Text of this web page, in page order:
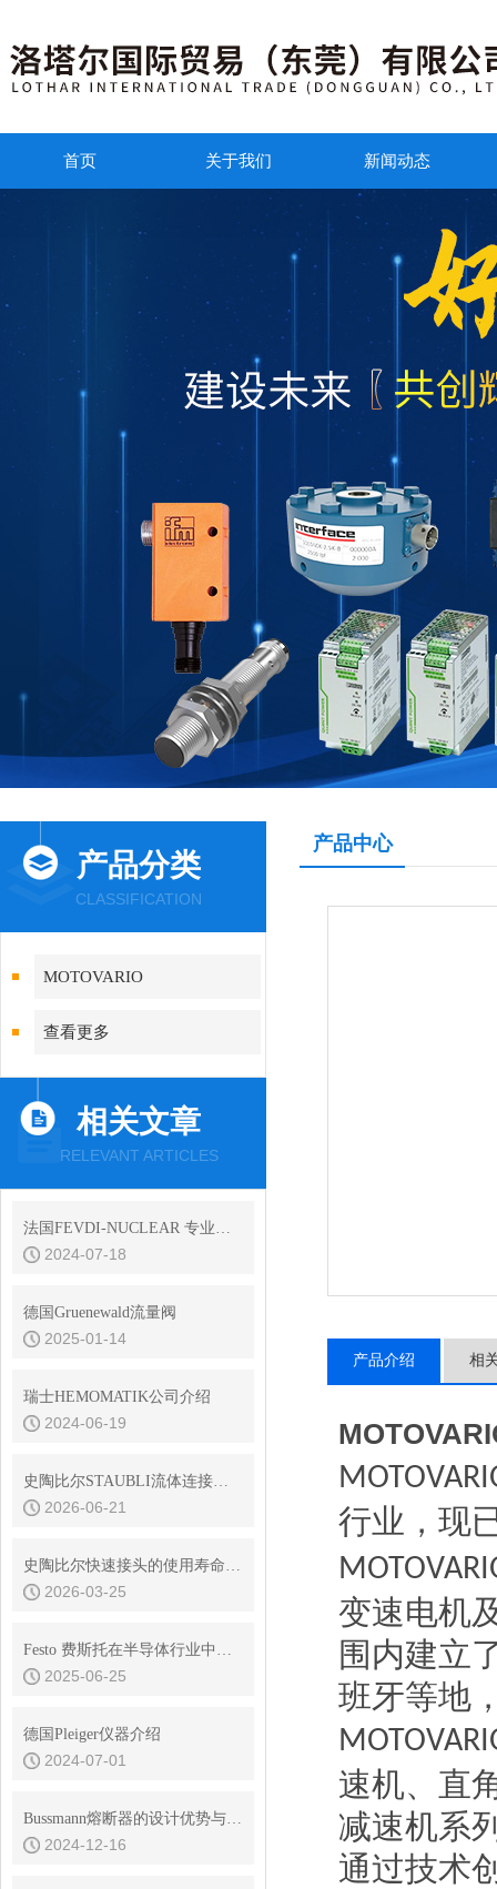
首页 关于我们 新闻动态
产品分类
CLASSIFICATION
MOTOVARIO
查看更多
相关文章
RELEVANT ARTICLES
法国FEVDI-NUCLEAR 专业核去污
2024-07-18
德国Gruenewald流量阀
2025-01-14
瑞士HEMOMATIK公司介绍
2024-06-19
史陶比尔STAUBLI流体连接器的平面阀技术与无滴漏设计
2026-06-21
史陶比尔快速接头的使用寿命是多久？
2026-03-25
Festo 费斯托在半导体行业中的解决方案
2025-06-25
德国Pleiger仪器介绍
2024-07-01
Bussmann熔断器的设计优势与耐用性分析
2024-12-16
产品中心
产品介绍 相
行业，现
变速电机
围内建立
班牙等地
速机、直
减速机系
通过技术